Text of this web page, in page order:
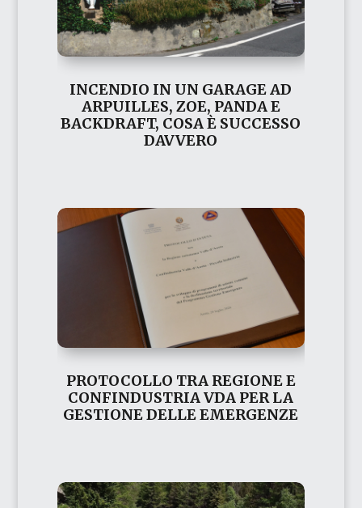
INCENDIO IN UN GARAGE AD
ARPUILLES, ZOE, PANDA E
BACKDRAFT, COSA È SUCCESSO
DAVVERO
PROTOCOLLO TRA REGIONE E
CONFINDUSTRIA VDA PER LA
GESTIONE DELLE EMERGENZE